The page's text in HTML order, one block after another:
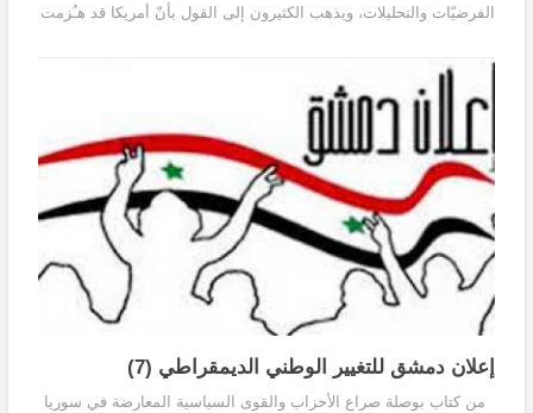
الفرضيّات والتحليلات، ويذهب الكثيرون إلى القول بأنّ أمريكا قد هـُزمت
إعلان دمشق للتغيير الوطني الديمقراطي (7)
من كتاب بوصلة صراع الأحزاب والقوى السياسية المعارضة في سوريا